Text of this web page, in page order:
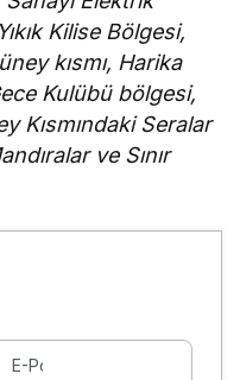
Kilise Bölgesi,
kısmı, Harika
Kulübü bölgesi,
Kısmındaki Seralar
ve Sınır